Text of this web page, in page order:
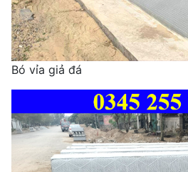
Bó vỉa giả đá